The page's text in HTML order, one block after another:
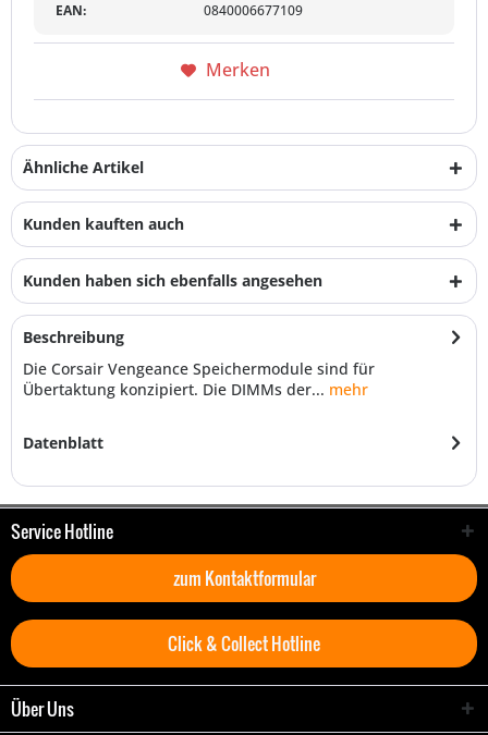
EAN:
0840006677109
Merken
Ähnliche Artikel
Kunden kauften auch
Kunden haben sich ebenfalls angesehen
Beschreibung
Die Corsair Vengeance Speichermodule sind für
Übertaktung konzipiert. Die DIMMs der... mehr
Datenblatt
Service Hotline
zum Kontaktformular
Click & Collect Hotline
Über Uns